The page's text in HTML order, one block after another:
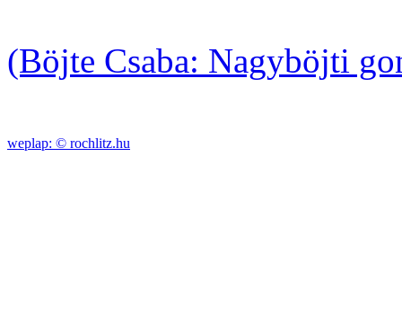
(Böjte Csaba: Nagyböjti
weplap: © rochlitz.hu